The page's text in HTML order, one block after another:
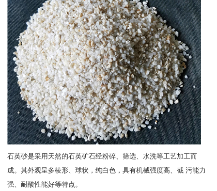
石英砂是采用天然的石英矿石经粉碎、筛选、水洗等工艺加工而
成。其外观呈多棱形、球状，纯白色，具有机械强度高、截 污能力
强、耐酸性能好等特点。